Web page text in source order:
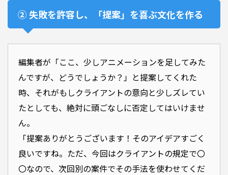
② 失敗を許容し、「提案」を喜ぶ文化を作る
編集者が「ここ、少しアニメーションを足してみた
んですが、どうでしょうか？」と提案してくれた
時、それがもしクライアントの意向と少しズレてい
たとしても、絶対に頭ごなしに否定してはいけませ
ん。
「提案ありがとうございます！そのアイデアすごく
良いですね。ただ、今回はクライアントの規定で〇
〇なので、次回別の案件でその手法を使わせてくだ